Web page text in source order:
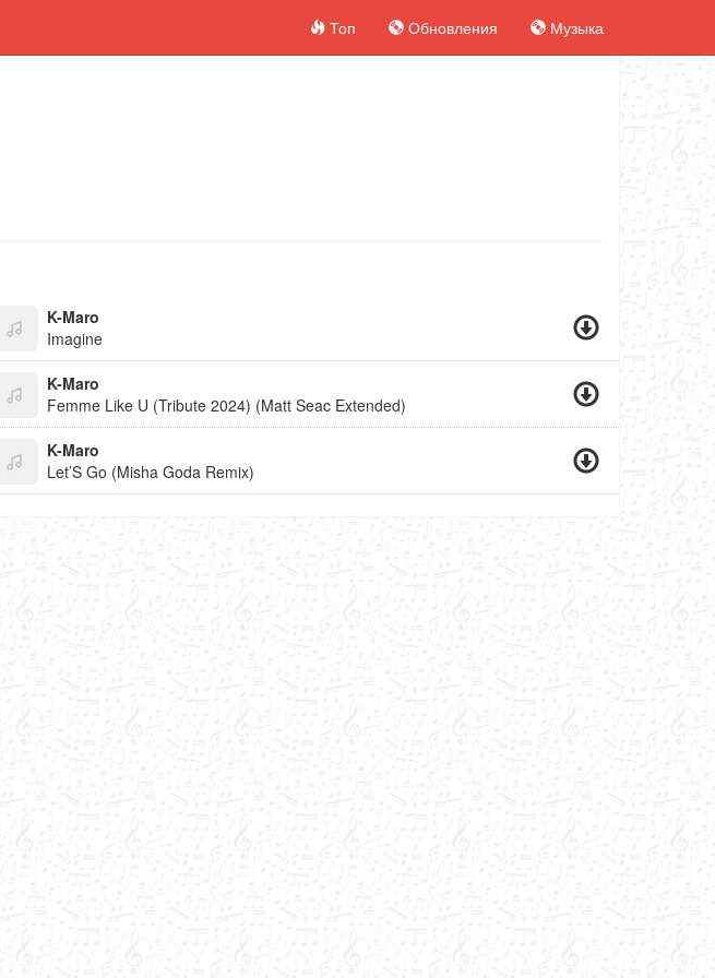
Топ Обновления Музыка
K-Maro
Imagine
K-Maro
Femme Like U (Tribute 2024) (Matt Seac Extended)
K-Maro
Let’S Go (Misha Goda Remix)